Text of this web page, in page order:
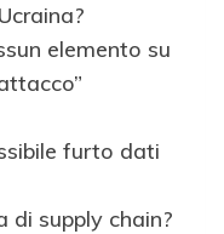
elemento su
furto dati
di supply chain?